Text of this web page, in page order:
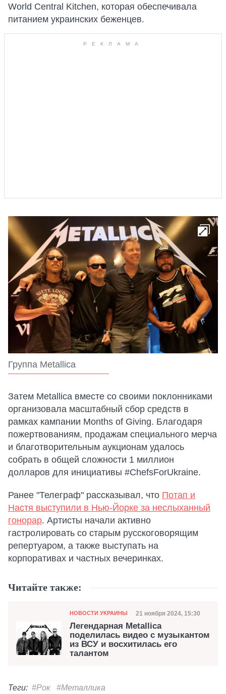
World Central Kitchen, которая обеспечивала
питанием украинских беженцев.
Группа Metallica
Затем Metallica вместе со своими поклонниками
организовала масштабный сбор средств в
рамках кампании Months of Giving. Благодаря
пожертвованиям, продажам специального мерча
и благотворительным аукционам удалось
собрать в общей сложности 1 миллион
долларов для инициативы #ChefsForUkraine.
Ранее "Телеграф" рассказывал, что Потап и
Настя выступили в Нью-Йорке за неслыханный
гонорар. Артисты начали активно
гастролировать со старым русскоговорящим
репертуаром, а также выступать на
корпоративах и частных вечеринках.
Читайте также:
Категория
НОВОСТИ УКРАИНЫ Дата публикации
21 ноября 2024, 15:30
Легендарная Metallica
поделилась видео с музыкантом
из ВСУ и восхитилась его
талантом
Теги: #Рок #Металлика